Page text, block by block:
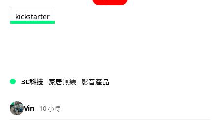
kickstarter
3C科技 家居無線 影音產品
Vin 10 小時